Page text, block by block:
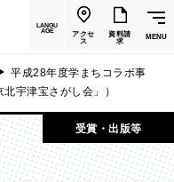
LANGU
AGE
アクセ
ス
資料請
求
MENU
平成28年度学まちコラボ事
宇津宝さがし会」）
受賞・出版等